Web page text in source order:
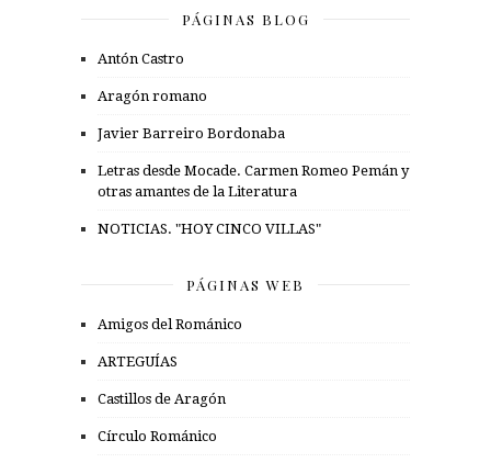
PÁGINAS BLOG
Antón Castro
Aragón romano
Javier Barreiro Bordonaba
Letras desde Mocade. Carmen Romeo Pemán y
otras amantes de la Literatura
NOTICIAS. "HOY CINCO VILLAS"
PÁGINAS WEB
Amigos del Románico
ARTEGUÍAS
Castillos de Aragón
Círculo Románico